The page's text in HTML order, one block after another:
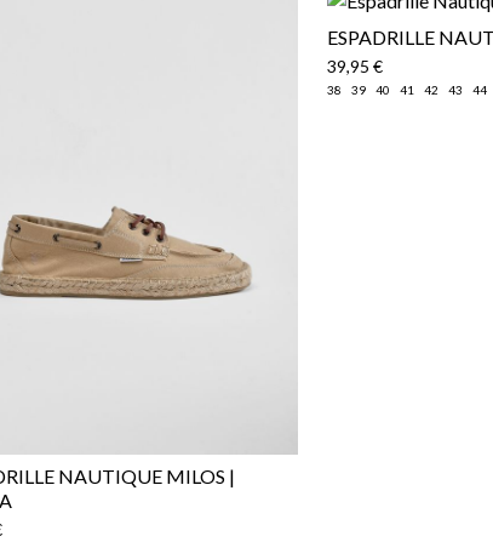
NAUTIQUE MILOS |
​ESPADRILLE
39,95 €
38 39 40 41 42 43 44